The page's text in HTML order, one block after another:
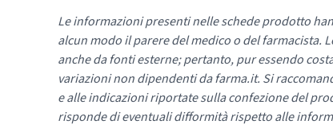
Le informazioni presenti nelle schede prodotto
alcun modo il parere del medico o del
anche da fonti esterne; pertanto, pur essendo
variazioni non dipendenti da farma.it. Si
e alle indicazioni riportate sulla confezione del
risponde di eventuali difformità rispetto alle